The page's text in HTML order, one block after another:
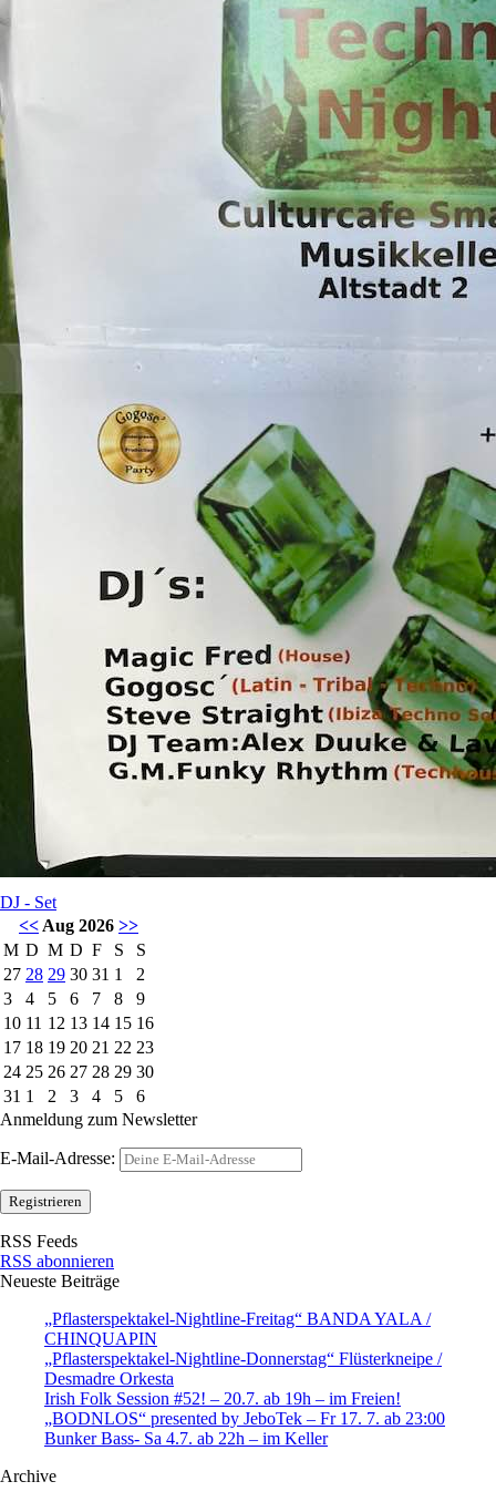
DJ - Set
<< Aug 2026 >>
M D M D F S
S
27 28 29 30 31 1
2
3
4 5 6 7 8
9
10 11 12 13 14 15 16
17 18 19 20 21 22 23
24 25 26 27 28 29 30
31 1 2 3 4 5
6
Anmeldung zum Newsletter
E-Mail-Adresse:
RSS Feeds
RSS abonnieren
Neueste Beiträge
„Pflasterspektakel-Nightline-Freitag“ BANDA YALA /
CHINQUAPIN
„Pflasterspektakel-Nightline-Donnerstag“ Flüsterkneipe /
Desmadre Orkesta
Irish Folk Session #52! – 20.7. ab 19h – im Freien!
„BODNLOS“ presented by JeboTek – Fr 17. 7. ab 23:00
Bunker Bass- Sa 4.7. ab 22h – im Keller
Archive